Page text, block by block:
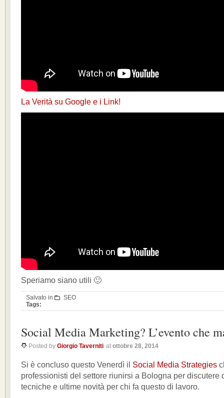
La Verità su Google e i Link!
Speriamo siano utili 🙂
Salvato in
SEO
Tags:
Social Media Marketing? L’evento che
Posted by Giorgio Taverniti at ottobre 28, 2014
Si è concluso questo Venerdì il Social Media Strategies
professionisti del settore riunirsi a Bologna per discutere
tecniche e ultime novità per chi fa questo di lavoro.